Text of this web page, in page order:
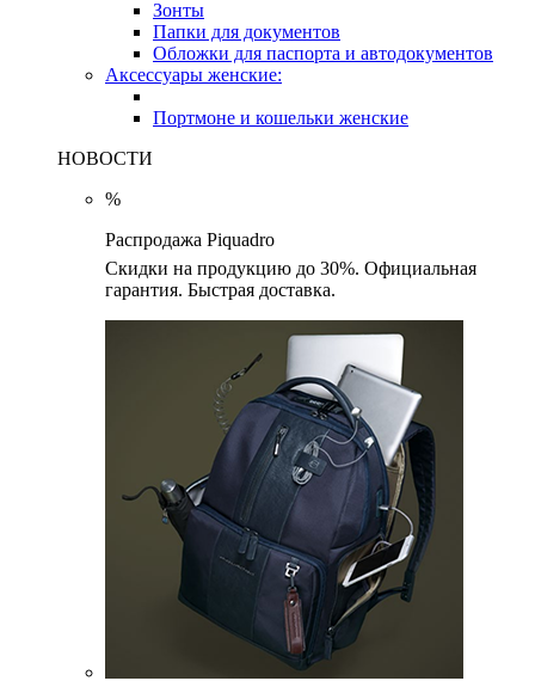
Зонты
Папки для документов
Обложки для паспорта и автодокументов
Аксессуары женские:
Портмоне и кошельки женские
НОВОСТИ
%
Распродажа Piquadro
Скидки на продукцию до 30%. Официальная
гарантия. Быстрая доставка.